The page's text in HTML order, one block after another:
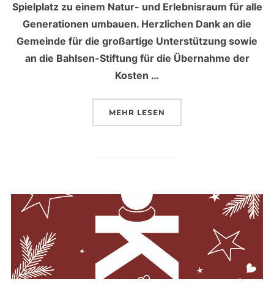
Spielplatz zu einem Natur- und Erlebnisraum für alle
Generationen umbauen. Herzlichen Dank an die
Gemeinde für die großartige Unterstützung sowie
an die Bahlsen-Stiftung für die Übernahme der
Kosten …
MEHR ÜBER „HELFER*INNEN
LESEN